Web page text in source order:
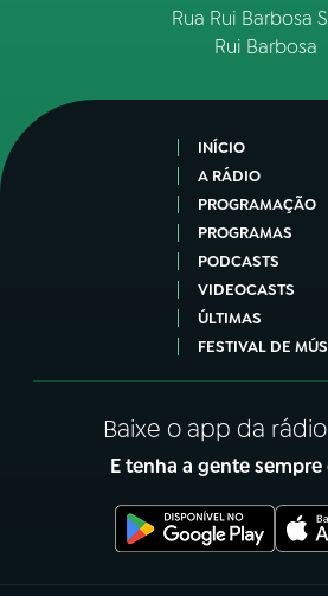
Rua Rui Barbosa
Rui Barbosa
INÍCIO
A RÁDIO
PROGRAMAÇÃO
PROGRAMAS
PODCASTS
VIDEOCASTS
ÚLTIMAS
FESTIVAL DE
Baixe o app da
E tenha a gente